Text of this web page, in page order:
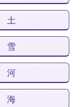
土
雪
河
海